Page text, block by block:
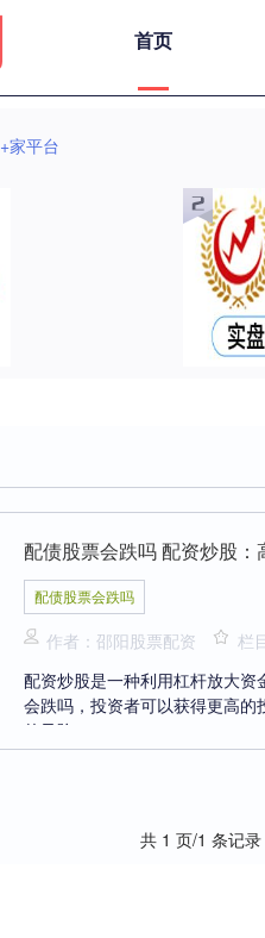
首页
+家平台
配债股票会跌吗 配资炒股
配债股票会跌吗
作者：邵阳股票配资 栏
配资炒股是一种利用杠杆放大
会跌吗，投资者可以获得更高
的风险。....
共 1 页/1 条记录